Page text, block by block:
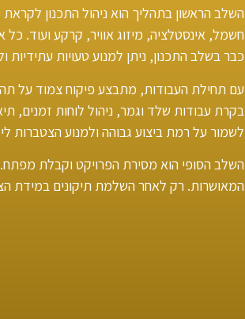
השלב הראשון בתהליך הוא ניהול התכנון לקראת
חשמל, אינסטלציה, מיזוג אוויר, קרקע ועוד. כל
כבר בשלב התכנון, ניתן למנוע טעויות עתידיות
עם תחילת העבודות, מתבצע פיקוח צמוד על
בקרת עבודות שלד וגמר, ניהול לוחות
לשמור על רמת ביצוע גבוהה ולמנוע הצטברות
השלב הסופי הוא מסירת הפרויקט וקבלת
המאושרות. רק לאחר השלמת תיקונים במידת